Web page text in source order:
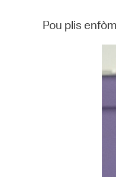
Pou plis